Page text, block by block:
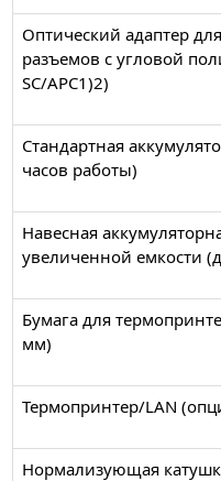
Оптический адаптер
разъемов с угловой
SC/APC1)2)
Стандартная
часов работы)
Навесная
увеличенной емкости
Бумага для
мм)
Термопринтер/LAN
Нормализующая